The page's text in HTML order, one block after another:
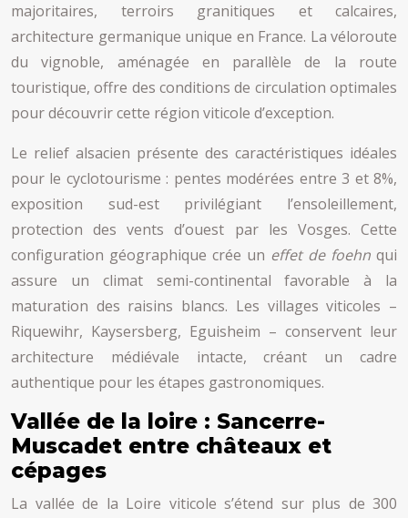
majoritaires, terroirs granitiques et calcaires,
architecture germanique unique en France. La véloroute
du vignoble, aménagée en parallèle de la route
touristique, offre des conditions de circulation optimales
pour découvrir cette région viticole d’exception.
Le relief alsacien présente des caractéristiques idéales
pour le cyclotourisme : pentes modérées entre 3 et 8%,
exposition sud-est privilégiant l’ensoleillement,
protection des vents d’ouest par les Vosges. Cette
configuration géographique crée un effet de foehn qui
assure un climat semi-continental favorable à la
maturation des raisins blancs. Les villages viticoles –
Riquewihr, Kaysersberg, Eguisheim – conservent leur
architecture médiévale intacte, créant un cadre
authentique pour les étapes gastronomiques.
Vallée de la loire : Sancerre-
Muscadet entre châteaux et
cépages
La vallée de la Loire viticole s’étend sur plus de 300